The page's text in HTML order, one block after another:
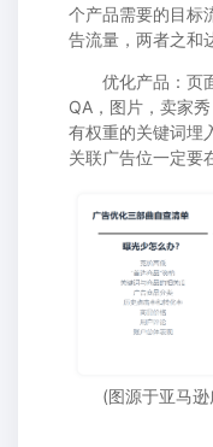
个产品需要的目标
告流量，两者之和
优化产品：页面
QA，图片，卖家
有权重的关键词埋
关联广告位一定要
(图源于亚马逊